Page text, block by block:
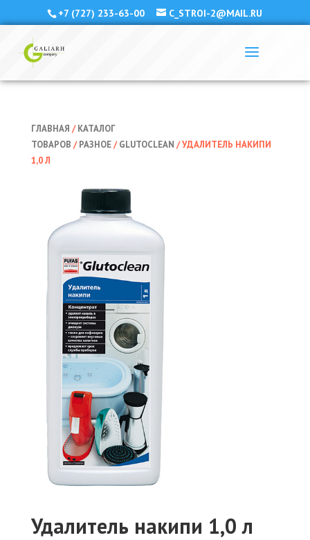
+7 (727) 233-63-00 C_STROI-2@MAIL.RU
ГЛАВНАЯ /КАТАЛОГ
ТОВАРОВ /РАЗНОЕ/GLUTOCLEAN / УДАЛИТЕЛЬ НАКИПИ
1,0 Л
Удалитель накипи 1,0 л